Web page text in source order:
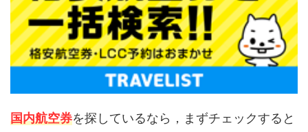
国内航空券を探しているなら，まずチェックすると